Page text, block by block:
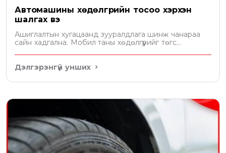
Автомашины хөдөлгүүрийн тосоо хэрхэн
шалгах вэ
Ашиглалтын хугацаанд зууралдлага шинж чанараа
сайн хадгална. Мобил таны хөдөлгүүрийг төгс
Дэлгэрэнгүй унших